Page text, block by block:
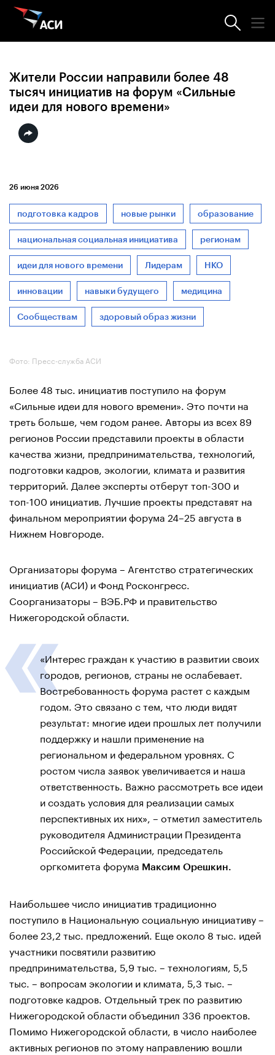
Новости АСИ
Жители России направили более 48
тысяч инициатив на форум «Сильные
идеи для нового времени»
26 июня 2026
подготовка кадров новые рынки образование
национальная социальная инициатива регионам
идеи для нового времени Лидерам НКО
инновации навыки будущего медицина
Сообществам здоровый образ жизни
Фото: Пресс-служба АСИ
Более 48 тыс. инициатив поступило на форум
«Сильные идеи для нового времени». Это почти на
треть больше, чем годом ранее. Авторы из всех 89
регионов России представили проекты в области
качества жизни, предпринимательства, технологий,
подготовки кадров, экологии, климата и развития
территорий. Далее эксперты отберут топ-300 и
топ-100 инициатив. Лучшие проекты представят на
финальном мероприятии форума 24–25 августа в
Нижнем Новгороде.
Организаторы форума – Агентство стратегических
инициатив (АСИ) и Фонд Росконгресс.
Соорганизаторы – ВЭБ.РФ и правительство
Нижегородской области.
«Интерес граждан к участию в развитии своих
городов, регионов, страны не ослабевает.
Востребованность форума растет с каждым
годом. Это связано с тем, что люди видят
результат: многие идеи прошлых лет получили
поддержку и нашли применение на
региональном и федеральном уровнях. С
ростом числа заявок увеличивается и наша
ответственность. Важно рассмотреть все идеи
и создать условия для реализации самых
перспективных их них», – отметил заместитель
руководителя Администрации Президента
Российской Федерации, председатель
оргкомитета форума Максим Орешкин.
Наибольшее число инициатив традиционно
поступило в Национальную социальную инициативу –
более 23,2 тыс. предложений. Еще около 8 тыс. идей
участники посвятили развитию
предпринимательства, 5,9 тыс. – технологиям, 5,5
тыс. – вопросам экологии и климата, 5,3 тыс. –
подготовке кадров. Отдельный трек по развитию
Нижегородской области объединил 336 проектов.
Помимо Нижегородской области, в число наиболее
активных регионов по этому направлению вошли